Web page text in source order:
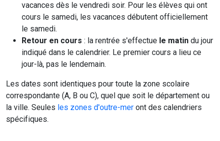
vacances dès le vendredi soir. Pour les élèves qui ont
cours le samedi, les vacances débutent officiellement
le samedi.
Retour en cours : la rentrée s'effectue le matin du jour
indiqué dans le calendrier. Le premier cours a lieu ce
jour-là, pas le lendemain.
Les dates sont identiques pour toute la zone scolaire
correspondante (A, B ou C), quel que soit le département ou
la ville. Seules les zones d'outre-mer ont des calendriers
spécifiques.